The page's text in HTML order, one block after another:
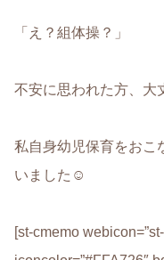
「 え？組体操？ 」
不安に思われた方、大
私自身幼児保育をおこ
いました☺︎
[st-cmemo